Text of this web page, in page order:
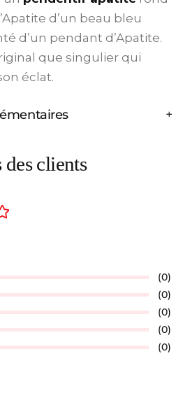
d’un beau bleu
d’un pendant d’Apatite.
que singulier qui
éclat.
des clients
(0)
(0)
(0)
(0)
(0)